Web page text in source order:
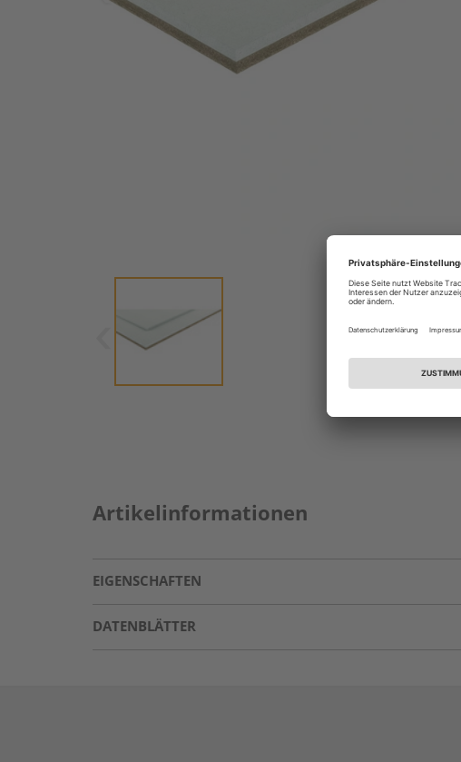
Artikelinformationen
EIGENSCHAFTEN
DATENBLÄTTER